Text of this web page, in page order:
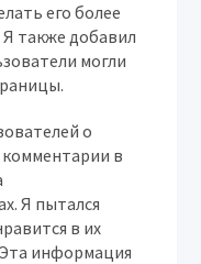
его более
также добавил
могли
о
комментарии в
Я пытался
в их
Эта информация